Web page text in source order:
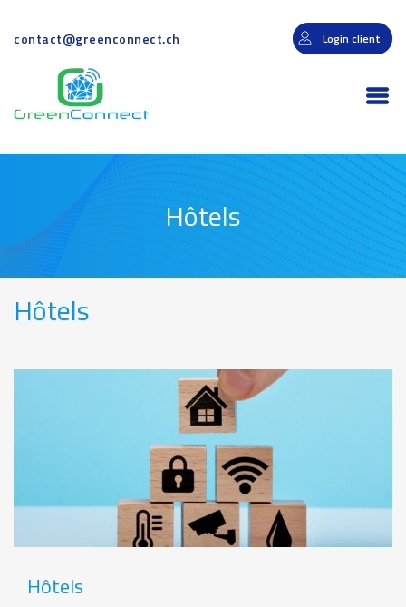
contenu
contact@greenconnect.ch Login client
Hôtels
Hôtels
Hôtels